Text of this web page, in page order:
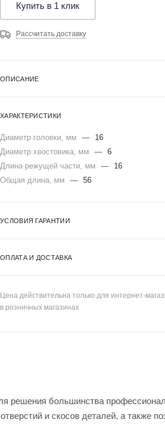
Купить в 1 клик
Рассчитать доставку
ОПИСАНИЕ
ХАРАКТЕРИСТИКИ
Диаметр головки, мм —
16
Диаметр хвостовика, мм
— 6
Длина режущей части, мм
—
16
Общая длина, мм
— 56
УСЛОВИЯ ГАРАНТИИ
ОПЛАТА И ДОСТАВКА
Цена действительна только для интернет-
в розничных магазинах
решения большинства
и скосов деталей, а также